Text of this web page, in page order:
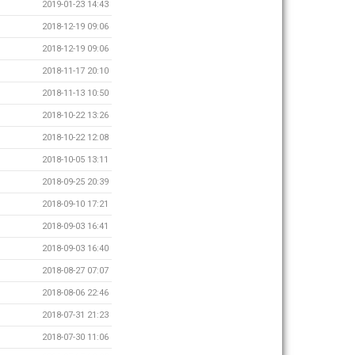
2019-01-23 14:43
2018-12-19 09:06
2018-12-19 09:06
2018-11-17 20:10
2018-11-13 10:50
2018-10-22 13:26
2018-10-22 12:08
2018-10-05 13:11
2018-09-25 20:39
2018-09-10 17:21
2018-09-03 16:41
2018-09-03 16:40
2018-08-27 07:07
2018-08-06 22:46
2018-07-31 21:23
2018-07-30 11:06